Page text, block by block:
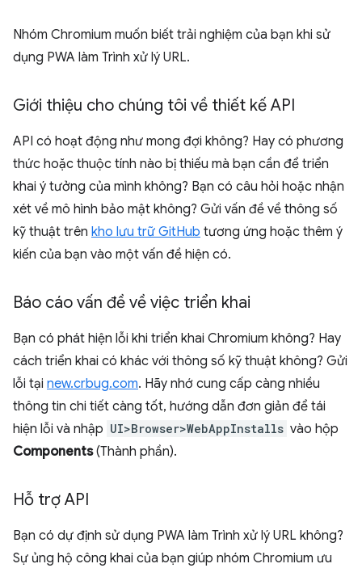
Nhóm Chromium muốn biết trải nghiệm của bạn khi sử
dụng PWA làm Trình xử lý URL.
Giới thiệu cho chúng tôi về thiết kế API
API có hoạt động như mong đợi không? Hay có phương
thức hoặc thuộc tính nào bị thiếu mà bạn cần để triển
khai ý tưởng của mình không? Bạn có câu hỏi hoặc nhận
xét về mô hình bảo mật không? Gửi vấn đề về thông số
kỹ thuật trên kho lưu trữ GitHub tương ứng hoặc thêm ý
kiến của bạn vào một vấn đề hiện có.
Báo cáo vấn đề về việc triển khai
Bạn có phát hiện lỗi khi triển khai Chromium không? Hay
cách triển khai có khác với thông số kỹ thuật không? Gửi
lỗi tại new.crbug.com. Hãy nhớ cung cấp càng nhiều
thông tin chi tiết càng tốt, hướng dẫn đơn giản để tái
hiện lỗi và nhập UI>Browser>WebAppInstalls vào hộp
Components(Thành phần).
Hỗ trợ API
Bạn có dự định sử dụng PWA làm Trình xử lý URL không?
Sự ủng hộ công khai của bạn giúp nhóm Chromium ưu